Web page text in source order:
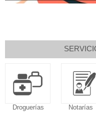
Droguerías Notarías